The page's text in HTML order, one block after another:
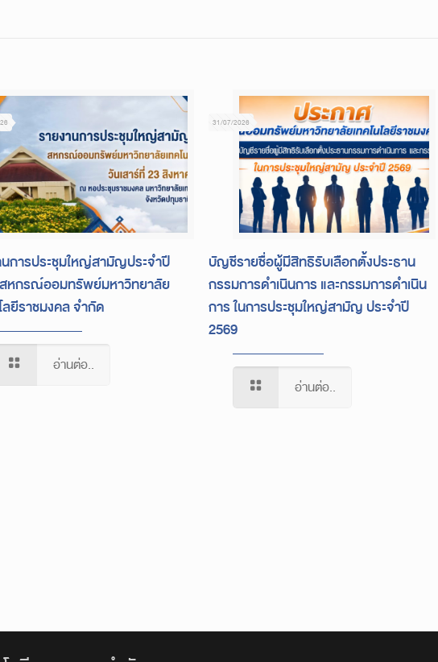
การประชุมใหญ่สามัญประจำปี
หกรณ์ออมทรัพย์มหาวิทยาลัย
ลยีราชมงคล จำกัด
อ่านต่อ..
31/07/2026
บัญชีรายชื่อผู้มีสิทธิรับเลือกตั้งประธาน
กรรมการดำเนินการ และกรรมการดำเนิน
การ ในการประชุมใหญ่สามัญ ประจำปี
2569
อ่านต่อ..